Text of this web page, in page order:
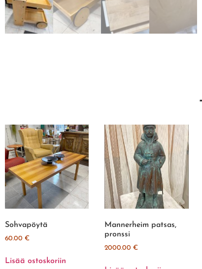
Sohvapöytä
60.00 €
Lisää ostoskoriin
Mannerheim patsas,
pronssi
2000.00€